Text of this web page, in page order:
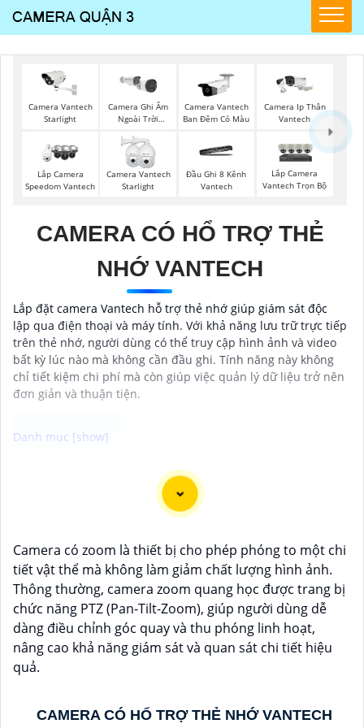
Camera Vantech
Starlight
Camera Ghi Âm
Ngoài Trời
Camera Vantech
Ban Đêm Có Màu
Camera Ip Thân
Vantech
Lắp Camera
Speedom Vantech
Camera Vantech
Starlight
Đầu Ghi 8 Kênh
Vantech
Lắp Camera
Vantech Trọn Bộ
CAMERA CÓ HỔ TRỢ THẺ
NHỚ VANTECH
Lắp đặt camera Vantech hỗ trợ thẻ nhớ giúp giám sát độc
lập qua điện thoại và máy tính. Với khả năng lưu trữ trực tiếp
trên thẻ nhớ, người dùng có thể truy cập hình ảnh và video
bất kỳ lúc nào mà không cần đầu ghi. Tính năng này không
chỉ tiết kiệm chi phí mà còn giúp việc quản lý dữ liệu trở nên
đơn giản và thuận tiện.
Camera Vantech là một thương hiệu camera an ninh
hàng đầu tại Việt Nam, chúng được thiết kế với công
nghệ hiện đại và chất lượng cao để khẳng định an ninh
hoặc doanh nghiệp của bạn.
Vantech Việt Nam cung cấp các dòng sản phẩm
camera giám sát chất lượng cao như camera IP,
camera HD-TVI, camera AHD, camera wifi, camera
thông minh, và nhiều hơn nữa. Các sản phẩm của
Vantech được sản xuất theo tiêu chuẩn chất lượng
cao, đáng tin cậy và dễ sử dụng.
tốt và hỗ trợ khách hàng chu đáo. Đội ngũ nhân viên
Camera có zoom là thiết bị cho phép phóng to một chi
tiết vật thể mà không làm giảm chất lượng hình ảnh.
Thông thường, camera zoom quang học được trang bị
chức năng PTZ (Pan-Tilt-Zoom), giúp người dùng dễ
dàng điều chỉnh góc quay và thu phóng linh hoạt,
nâng cao khả năng giám sát và quan sát chi tiết hiệu
quả.
CAMERA CÓ HỔ TRỢ THẺ NHỚ VANTECH